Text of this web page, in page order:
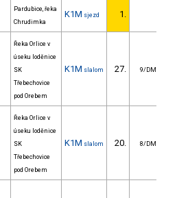
Pardubice, řeka
Chrudimka
K1M sjezd 1.
Řeka Orlice v
úseku loděnice
SK
Třebechovice
pod Orebem
K1M slalom 27. 9/DM
Řeka Orlice v
úseku loděnice
SK
Třebechovice
pod Orebem
K1M slalom 20. 8/DM